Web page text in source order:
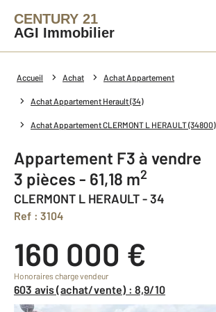
CENTURY 21
AGI Immobilier
Accueil Achat Achat Appartement
Achat Appartement Herault (34)
Achat Appartement CLERMONT L HERAULT (34800)
Appartement F3 à vendre
3 pièces - 61,18 m2
CLERMONT L HERAULT - 34
Ref : 3104
160 000 €
Honoraires charge vendeur
603 avis (achat/vente) : 8,9/10